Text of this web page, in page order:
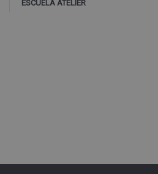
ESCUELA ATELIER